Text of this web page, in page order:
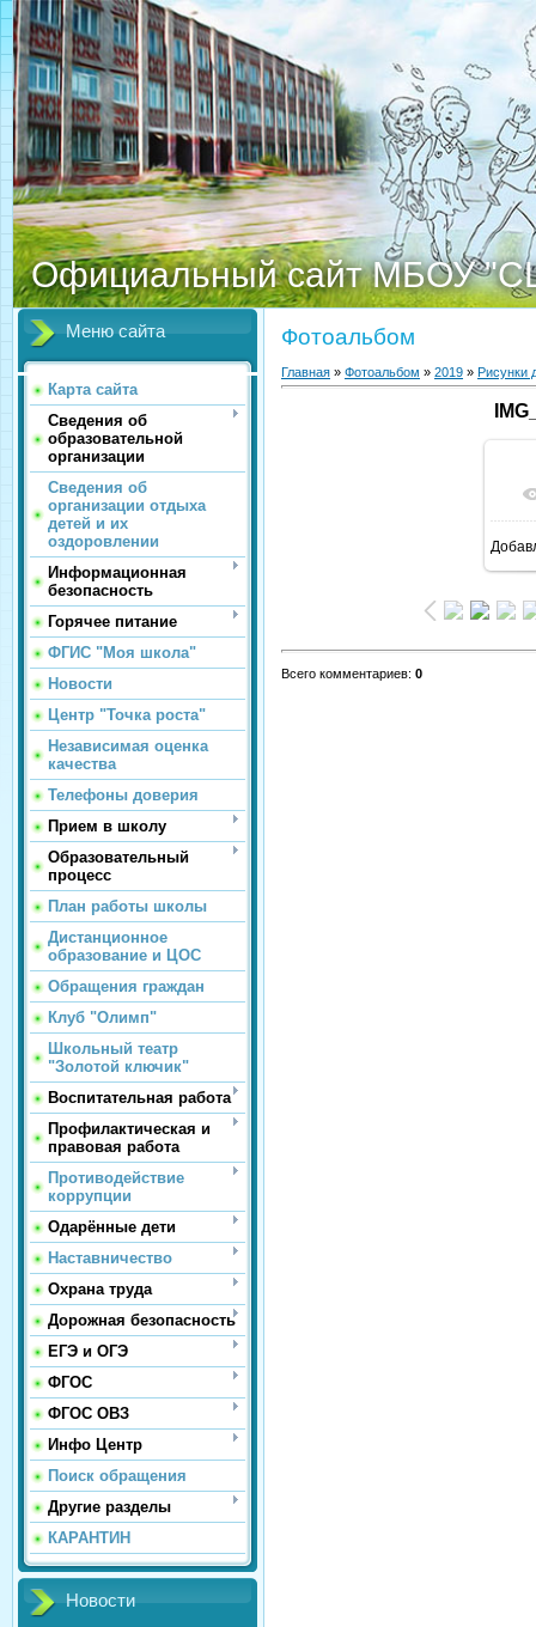
Официальный сайт МБОУ
Меню сайта
Карта сайта
Сведения об
образовательной
организации
Сведения об
организации отдыха
детей и их
оздоровлении
Информационная
безопасность
Горячее питание
ФГИС "Моя школа"
Новости
Центр "Точка роста"
Независимая оценка
качества
Телефоны доверия
Прием в школу
Образовательный
процесс
План работы школы
Дистанционное
образование и ЦОС
Обращения граждан
Клуб "Олимп"
Школьный театр
"Золотой ключик"
Воспитательная работа
Профилактическая и
правовая работа
Противодействие
коррупции
Одарённые дети
Наставничество
Охрана труда
Дорожная безопасность
ЕГЭ и ОГЭ
ФГОС
ФГОС ОВЗ
Инфо Центр
Поиск обращения
Другие разделы
КАРАНТИН
Новости
Фотоальбом
Главная » Фотоальбом » 2019 » Рисунки
Всего комментариев: 0